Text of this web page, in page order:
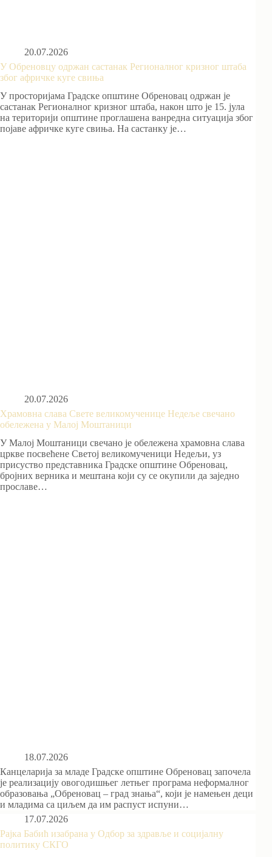
20.07.2026
У Обреновцу одржан састанак Регионалног кризног штаба
због афричке куге свиња
У просторијама Градске општине Обреновац одржан је
састанак Регионалног кризног штаба, након што је 15. јула
на територији општине проглашена ванредна ситуација због
појаве афричке куге свиња. На састанку је…
20.07.2026
Храмовна слава Свете великомученице Недеље свечано
обележена у Малој Моштаници
У Малој Моштаници свечано је обележена храмовна слава
цркве посвећене Светој великомученици Недељи, уз
присуство представника Градске општине Обреновац,
бројних верника и мештана који су се окупили да заједно
прославе…
18.07.2026
Канцеларија за младе Градске општине Обреновац започела
је реализацију овогодишњег летњег програма неформалног
образовања „Обреновац – град знања“, који је намењен деци
и младима са циљем да им распуст испуни…
17.07.2026
Рајка Бабић изабрана у Одбор за здравље и социјалну
политику СКГО